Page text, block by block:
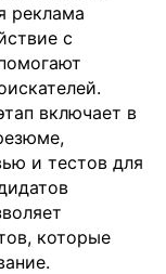
реклама
с
включает в
и тестов для
которые